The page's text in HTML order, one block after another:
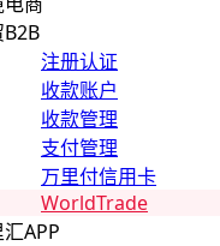
注册认证
收款账户
收款管理
支付管理
万里付信用卡
WorldTrade
APP